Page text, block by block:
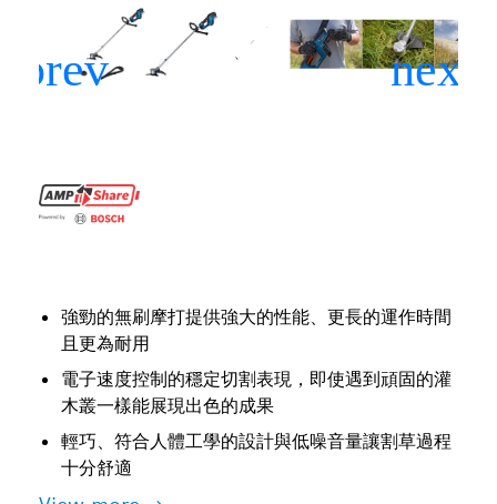
強勁的無刷摩打提供強大的性能、更長的運作時間
且更為耐用
電子速度控制的穩定切割表現，即使遇到頑固的灌
木叢一樣能展現出色的成果
輕巧、符合人體工學的設計與低噪音量讓割草過程
十分舒適